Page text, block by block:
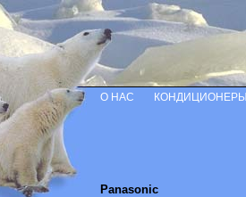
Panasonic
О НАС КОНДИЦИОНЕРЫ